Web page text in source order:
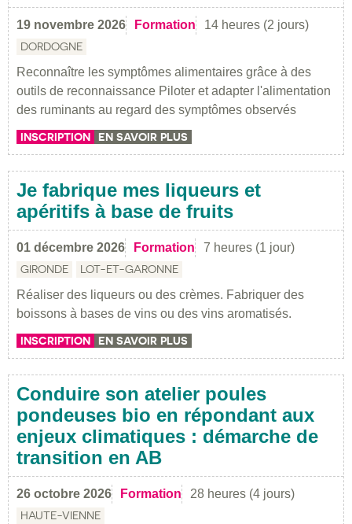
19 novembre 2026 Formation 14 heures (2 jours)
DORDOGNE
Reconnaître les symptômes alimentaires grâce à des
outils de reconnaissance Piloter et adapter l'alimentation
des ruminants au regard des symptômes observés
INSCRIPTION EN SAVOIR PLUS
Je fabrique mes liqueurs et
apéritifs à base de fruits
01 décembre 2026 Formation 7 heures (1 jour)
GIRONDE LOT-ET-GARONNE
Réaliser des liqueurs ou des crèmes. Fabriquer des
boissons à bases de vins ou des vins aromatisés.
INSCRIPTION EN SAVOIR PLUS
Conduire son atelier poules
pondeuses bio en répondant aux
enjeux climatiques : démarche de
transition en AB
26 octobre 2026 Formation 28 heures (4 jours)
HAUTE-VIENNE